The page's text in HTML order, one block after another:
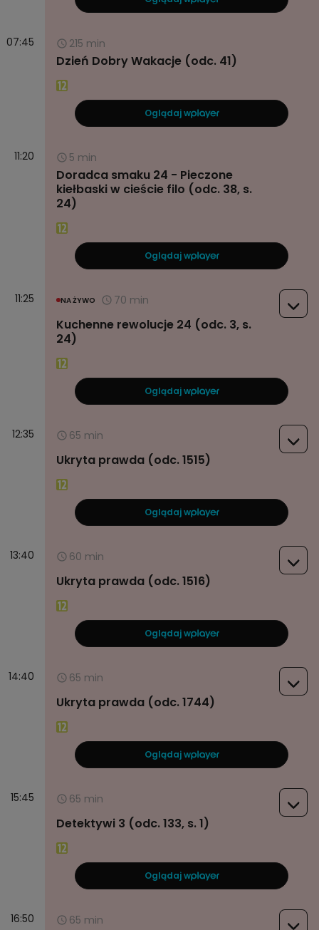
07:45 215 min
Dzień Dobry Wakacje (odc. 41)
Oglądaj w
11:20 5 min
Doradca smaku 24 - Pieczone
kiełbaski w cieście filo (odc. 38, s.
24)
Oglądaj w
11:25 NA ŻYWO 70 min
Kuchenne rewolucje 24 (odc. 3, s.
24)
Oglądaj w
12:35 65 min
Ukryta prawda (odc. 1515)
Oglądaj w
13:40 60 min
Ukryta prawda (odc. 1516)
Oglądaj w
14:40 65 min
Ukryta prawda (odc. 1744)
Oglądaj w
15:45 65 min
Detektywi 3 (odc. 133, s. 1)
Oglądaj w
16:50 65 min